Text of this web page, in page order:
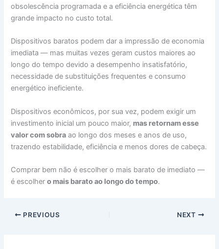
obsolescência programada e a eficiência energética têm
grande impacto no custo total.
Dispositivos baratos podem dar a impressão de economia
imediata — mas muitas vezes geram custos maiores ao
longo do tempo devido a desempenho insatisfatório,
necessidade de substituições frequentes e consumo
energético ineficiente.
Dispositivos econômicos, por sua vez, podem exigir um
investimento inicial um pouco maior, mas retornam esse
valor com sobra ao longo dos meses e anos de uso,
trazendo estabilidade, eficiência e menos dores de cabeça.
Comprar bem não é escolher o mais barato de imediato —
é escolhero mais barato ao longo do tempo.
PREVIOUS NEXT